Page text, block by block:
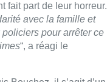
fait part de leur horreur.
avec la famille et
pour arrêter ce
“, a réagi le